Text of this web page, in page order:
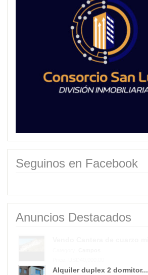
Seguinos en Facebook
Anuncios Destacados
Alquiler duplex 2 dormitor...